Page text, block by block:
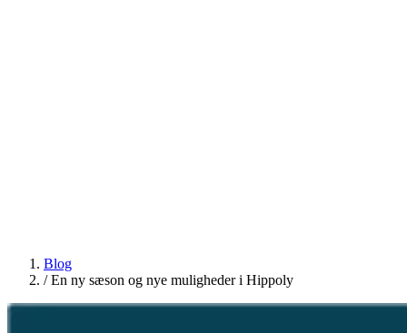
Blog
/En ny sæson og nye muligheder i Hippoly